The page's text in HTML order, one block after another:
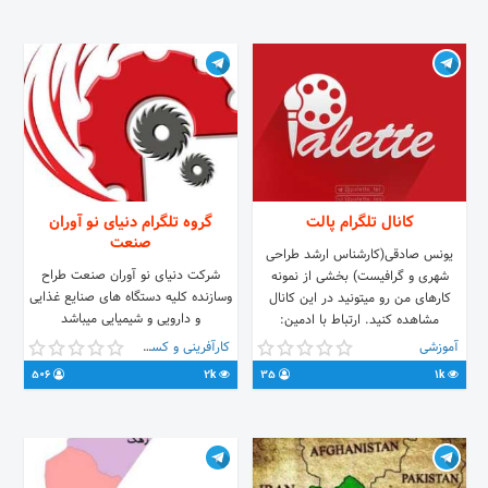
@behdis_forosh ☆سایت☆
www.behdistag.com
کانال تلگرام پالت
یونس صادقی(کارشناس ارشد طراحی
شهری و گرافیست) بخشی از نمونه
کارهای من رو میتونید در این کانال
مشاهده کنید. ارتباط با ادمین:
آموزشی
1k
گروه تلگرام دنیای نو آوران
صنعت
شرکت دنیای نو آوران صنعت طراح
وسازنده کلیه دستگاه های صنایع غذایی
و دارویی و شیمیایی میباشد
کارآفرینی و کسب و کار
2k